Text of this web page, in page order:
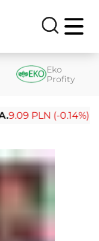
Eko
Profity
PLN (-0.14%)